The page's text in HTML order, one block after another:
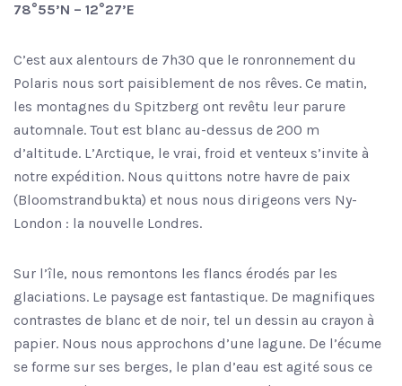
78°55’N – 12°27’E
C’est aux alentours de 7h30 que le ronronnement du
Polaris nous sort paisiblement de nos rêves. Ce matin,
les montagnes du Spitzberg ont revêtu leur parure
automnale. Tout est blanc au-dessus de 200 m
d’altitude. L’Arctique, le vrai, froid et venteux s’invite à
notre expédition. Nous quittons notre havre de paix
(Bloomstrandbukta) et nous nous dirigeons vers Ny-
London : la nouvelle Londres.
Sur l’île, nous remontons les flancs érodés par les
glaciations. Le paysage est fantastique. De magnifiques
contrastes de blanc et de noir, tel un dessin au crayon à
papier. Nous nous approchons d’une lagune. De l’écume
se forme sur ses berges, le plan d’eau est agité sous ce